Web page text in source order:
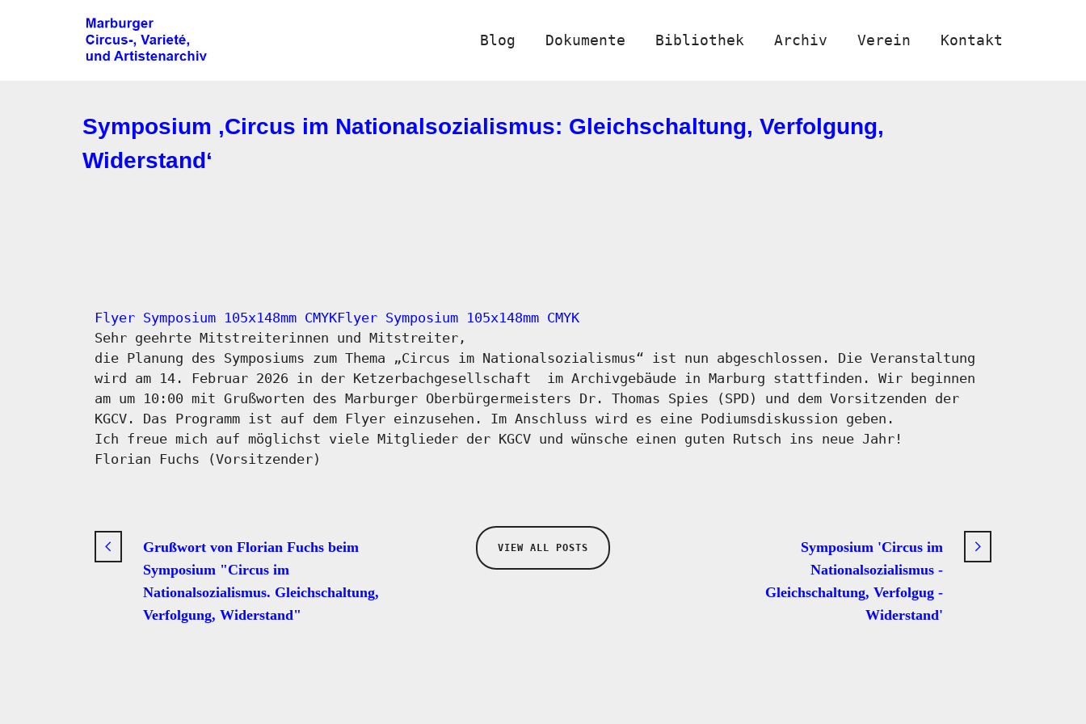
Blog Dokumente Bibliothek Archiv Verein Kontakt
Symposium ‚Circus im Nationalsozialismus: Gleichschaltung, Verfolgung,
Widerstand‘
Flyer Symposium 105x148mm CMYKFlyer Symposium 105x148mm CMYK
Sehr geehrte Mitstreiterinnen und Mitstreiter,
die Planung des Symposiums zum Thema „Circus im Nationalsozialismus“ ist nun abgeschlossen. Die Veranstaltung
wird am 14. Februar 2026 in der Ketzerbachgesellschaft im Archivgebäude in Marburg stattfinden. Wir beginnen
am um 10:00 mit Grußworten des Marburger Oberbürgermeisters Dr. Thomas Spies (SPD) und dem Vorsitzenden der
KGCV. Das Programm ist auf dem Flyer einzusehen. Im Anschluss wird es eine Podiumsdiskussion geben.
Ich freue mich auf möglichst viele Mitglieder der KGCV und wünsche einen guten Rutsch ins neue Jahr!
Florian Fuchs (Vorsitzender)
Grußwort von Florian Fuchs beim
Symposium "Circus im
Nationalsozialismus. Gleichschaltung,
Verfolgung, Widerstand"
VIEW ALL POSTS
Symposium 'Circus im
Nationalsozialismus -
Gleichschaltung, Verfolgug -
Widerstand'